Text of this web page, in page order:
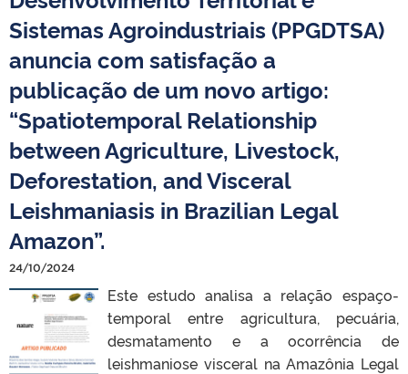
Sistemas Agroindustriais (PPGDTSA)
anuncia com satisfação a
publicação de um novo artigo:
“Spatiotemporal Relationship
between Agriculture, Livestock,
Deforestation, and Visceral
Leishmaniasis in Brazilian Legal
Amazon”.
24/10/2024
Este estudo analisa a relação espaço-
temporal entre agricultura, pecuária,
desmatamento e a ocorrência de
leishmaniose visceral na Amazônia Legal